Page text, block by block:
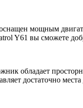
мощным
Y61 вы сможете
обладает
достаточно места